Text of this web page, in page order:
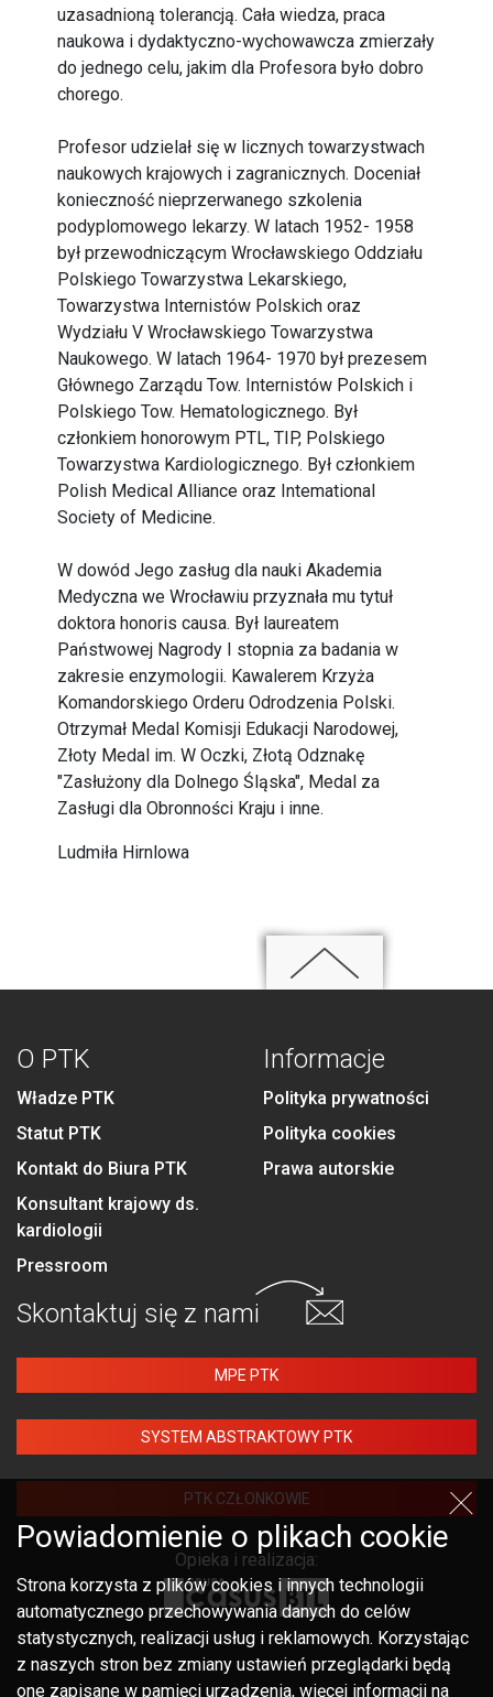
uzasadnioną tolerancją. Cała wiedza, praca
naukowa i dydaktyczno-wychowawcza zmierzały
do jednego celu, jakim dla Profesora było dobro
chorego.
Profesor udzielał się w licznych towarzystwach
naukowych krajowych i zagranicznych. Doceniał
konieczność nieprzerwanego szkolenia
podyplomowego lekarzy. W latach 1952- 1958
był przewodniczącym Wrocławskiego Oddziału
Polskiego Towarzystwa Lekarskiego,
Towarzystwa Internistów Polskich oraz
Wydziału V Wrocławskiego Towarzystwa
Naukowego. W latach 1964- 1970 był prezesem
Głównego Zarządu Tow. Internistów Polskich i
Polskiego Tow. Hematologicznego. Był
członkiem honorowym PTL, TIP, Polskiego
Towarzystwa Kardiologicznego. Był członkiem
Polish Medical Alliance oraz Intemational
Society of Medicine.
W dowód Jego zasług dla nauki Akademia
Medyczna we Wrocławiu przyznała mu tytuł
doktora honoris causa. Był laureatem
Państwowej Nagrody I stopnia za badania w
zakresie enzymologii. Kawalerem Krzyża
Komandorskiego Orderu Odrodzenia Polski.
Otrzymał Medal Komisji Edukacji Narodowej,
Złoty Medal im. W Oczki, Złotą Odznakę
"Zasłużony dla Dolnego Śląska", Medal za
Zasługi dla Obronności Kraju i inne.
Ludmiła Hirnlowa
O PTK
Władze PTK
Statut PTK
Kontakt do Biura PTK
Konsultant krajowy ds.
kardiologii
Pressroom
Informacje
Polityka prywatności
Polityka cookies
Prawa autorskie
Skontaktuj się z nami
MPE PTK
SYSTEM ABSTRAKTOWY PTK
PTK CZŁONKOWIE
Opieka i realizacja:
Powiadomienie o plikach cookie
Strona korzysta z plików cookies i innych technologii
automatycznego przechowywania danych do celów
statystycznych, realizacji usług i reklamowych. Korzystając
z naszych stron bez zmiany ustawień przeglądarki będą
one zapisane w pamięci urządzenia, więcej informacji na